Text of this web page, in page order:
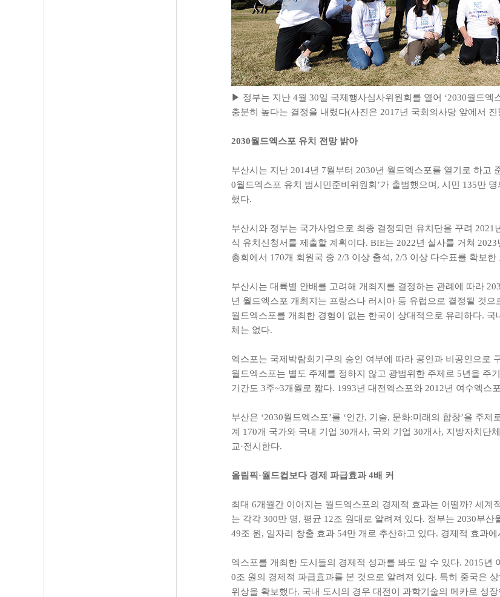
▶ 정부는 지난 4월 30일 국제행사심사위원회를 열어 ‘2030월드엑
충분히 높다는 결정을 내렸다(사진은 2017년 국회의사당 앞에서
2030월드엑스포 유치 전망 밝아
부산시는 지난 2014년 7월부터 2030년 월드엑스포를 열기로 하고
0월드엑스포 유치 범시민준비위원회’가 출범했으며, 시민 135만
했다.
부산시와 정부는 국가사업으로 최종 결정되면 유치단을 꾸려 2021
식 유치신청서를 제출할 계획이다. BIE는 2022년 실사를 거쳐
총회에서 170개 회원국 중 2/3 이상 출석, 2/3 이상 다수표를 확보
부산시는 대륙별 안배를 고려해 개최지를 결정하는 관례에 따라
년 월드엑스포 개최지는 프랑스나 러시아 등 유럽으로 결정될 것
월드엑스포를 개최한 경험이 없는 한국이 상대적으로 유리하다.
체는 없다.
엑스포는 국제박람회기구의 승인 여부에 따라 공인과 비공인으로
월드엑스포는 별도 주제를 정하지 않고 광범위한 주제로 5년을 주
기간도 3주~3개월로 짧다. 1993년 대전엑스포와 2012년 여수엑스
부산은 ‘2030월드엑스포’를 ‘인간, 기술, 문화:미래의 합창’을 주
계 170개 국가와 국내 기업 30개사, 국외 기업 30개사, 지방자치단
교·전시한다.
올림픽·월드컵보다 경제 파급효과 4배 커
최대 6개월간 이어지는 월드엑스포의 경제적 효과는 어떨까? 세
는 각각 300만 명, 평균 12조 원대로 알려져 있다. 정부는 2030부
49조 원, 일자리 창출 효과 54만 개로 추산하고 있다. 경제적 효과
엑스포를 개최한 도시들의 경제적 성과를 봐도 알 수 있다. 2015년
0조 원의 경제적 파급효과를 본 것으로 알려져 있다. 특히 중국은
위상을 확보했다. 국내 도시의 경우 대전이 과학기술의 메카로 성